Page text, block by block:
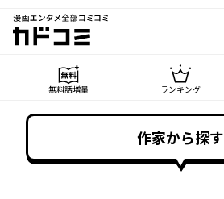
漫画エンタメ全部コミコミ
カドコミ
無料話増量 ランキング
作家から探す